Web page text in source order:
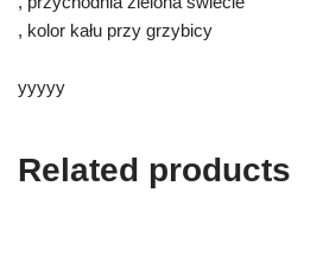
, kolor kału przy grzybicy
yyyyy
Related products